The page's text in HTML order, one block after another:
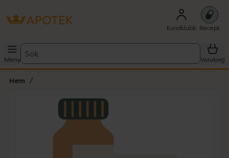
Kundklubb Recept
Meny
Sök
Varukorg
Hem
Lista: . Innehåller 1 objekt.